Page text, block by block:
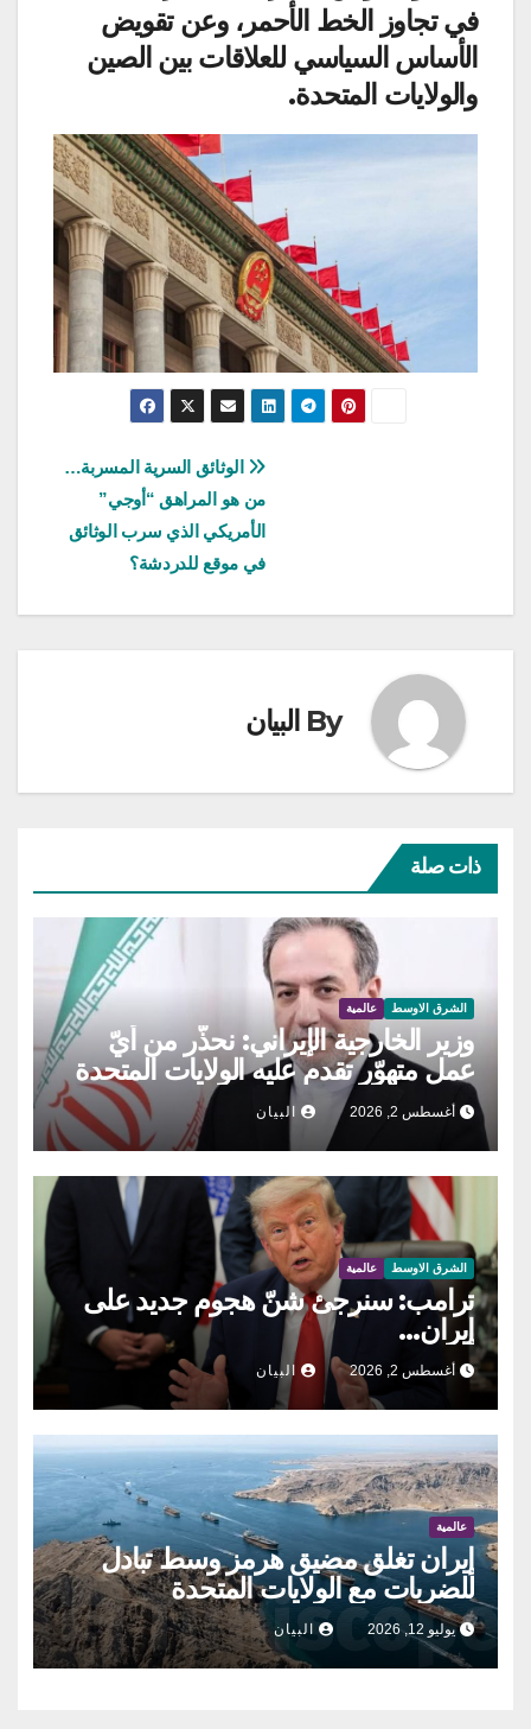
في تجاوز الخط الأحمر، وعن تقويض
الأساس السياسي للعلاقات بين الصين
والولايات المتحدة.
الوثائق السرية المسربة…
من هو المراهق “أوجي”
الأمريكي الذي سرب الوثائق
في موقع للدردشة؟
By البيان
ذات صلة
الشرق الاوسط عالمية
وزير الخارجية الإيراني: نحذّر من أيّ
عمل متهوّر تقدم عليه الولايات المتحدة
أغسطس 2, 2026 البيان
الشرق الاوسط عالمية
ترامب: سنرجئ شنّ هجوم جديد على
إيران…
أغسطس 2, 2026 البيان
عالمية
إيران تغلق مضيق هرمز وسط تبادل
للضربات مع الولايات المتحدة
يوليو 12, 2026 البيان